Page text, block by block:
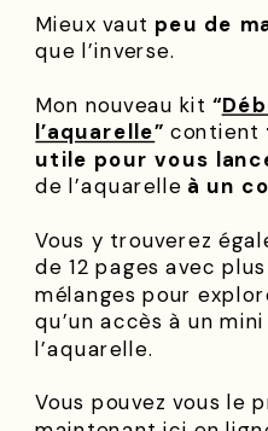
Mieux vaut peu de
que l’inverse.
Mon nouveau kit “
l’aquarelle” contient
utile pour vous
de l’aquarelle à un
Vous y trouverez
de 12 pages avec
mélanges pour
qu’un accès à un
l’aquarelle.
Vous pouvez vous le